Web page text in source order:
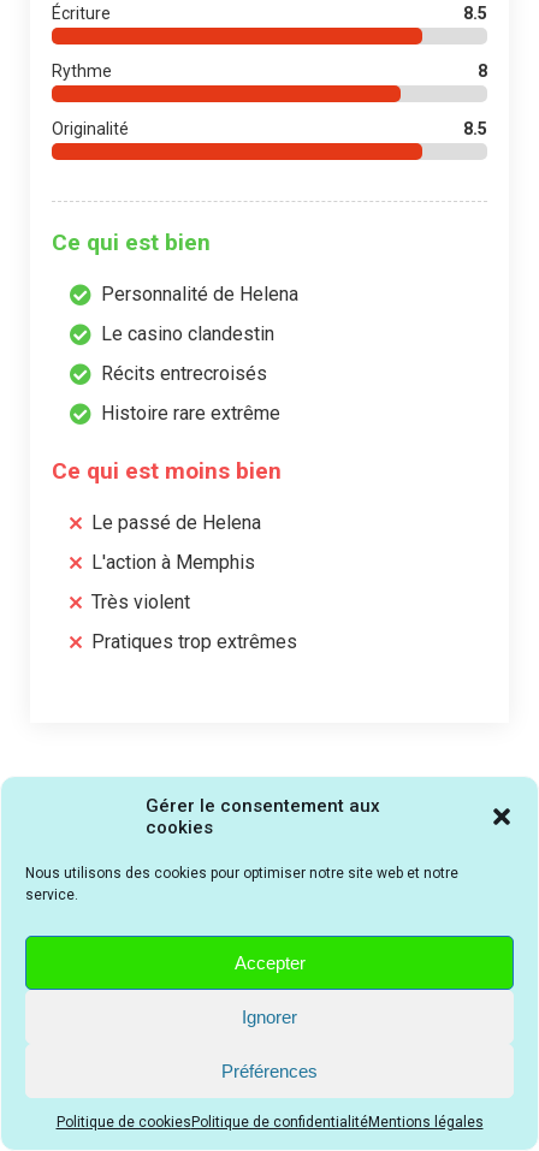
Gérer le consentement aux
cookies
Nous utilisons des cookies pour optimiser notre site web et notre
service.
Accepter
Ignorer
Préférences
Politique de cookies Politique de confidentialitéMentions légales
Écriture 8.5
Rythme 8
Originalité 8.5
Ce qui est bien
Personnalité de Helena
Le casino clandestin
Récits entrecroisés
Histoire rare extrême
Ce qui est moins bien
Le passé de Helena
L'action à Memphis
Très violent
Pratiques trop extrêmes